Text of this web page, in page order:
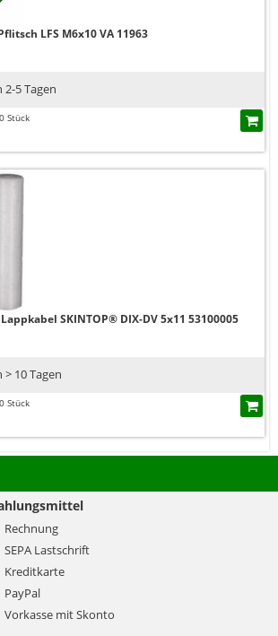
LFS M6x10 VA 11963
5 Tagen
Stück
SKINTOP® DIX-DV 5x11 53100005
10 Tagen
Stück
Rechnung
SEPA Lastschrift
Kreditkarte
PayPal
Vorkasse mit Skonto